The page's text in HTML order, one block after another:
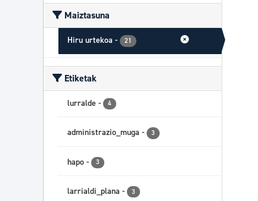
Maiztasuna
Hiru urtekoa - 21
Etiketak
lurralde - 4
administrazio_muga - 3
hapo - 3
larrialdi_plana - 3